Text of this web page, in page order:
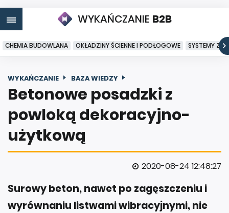
WYKAŃCZANIE B2B
CHEMIA BUDOWLANA OKŁADZINY ŚCIENNE I PODŁOGOWE SYSTEMY
WYKAŃCZANIE BAZA WIEDZY
Betonowe posadzki z
powloką dekoracyjno-
użytkową
2020-08-24 12:48:27
Surowy beton, nawet po zagęszczeniu i
wyrównaniu listwami wibracyjnymi, nie